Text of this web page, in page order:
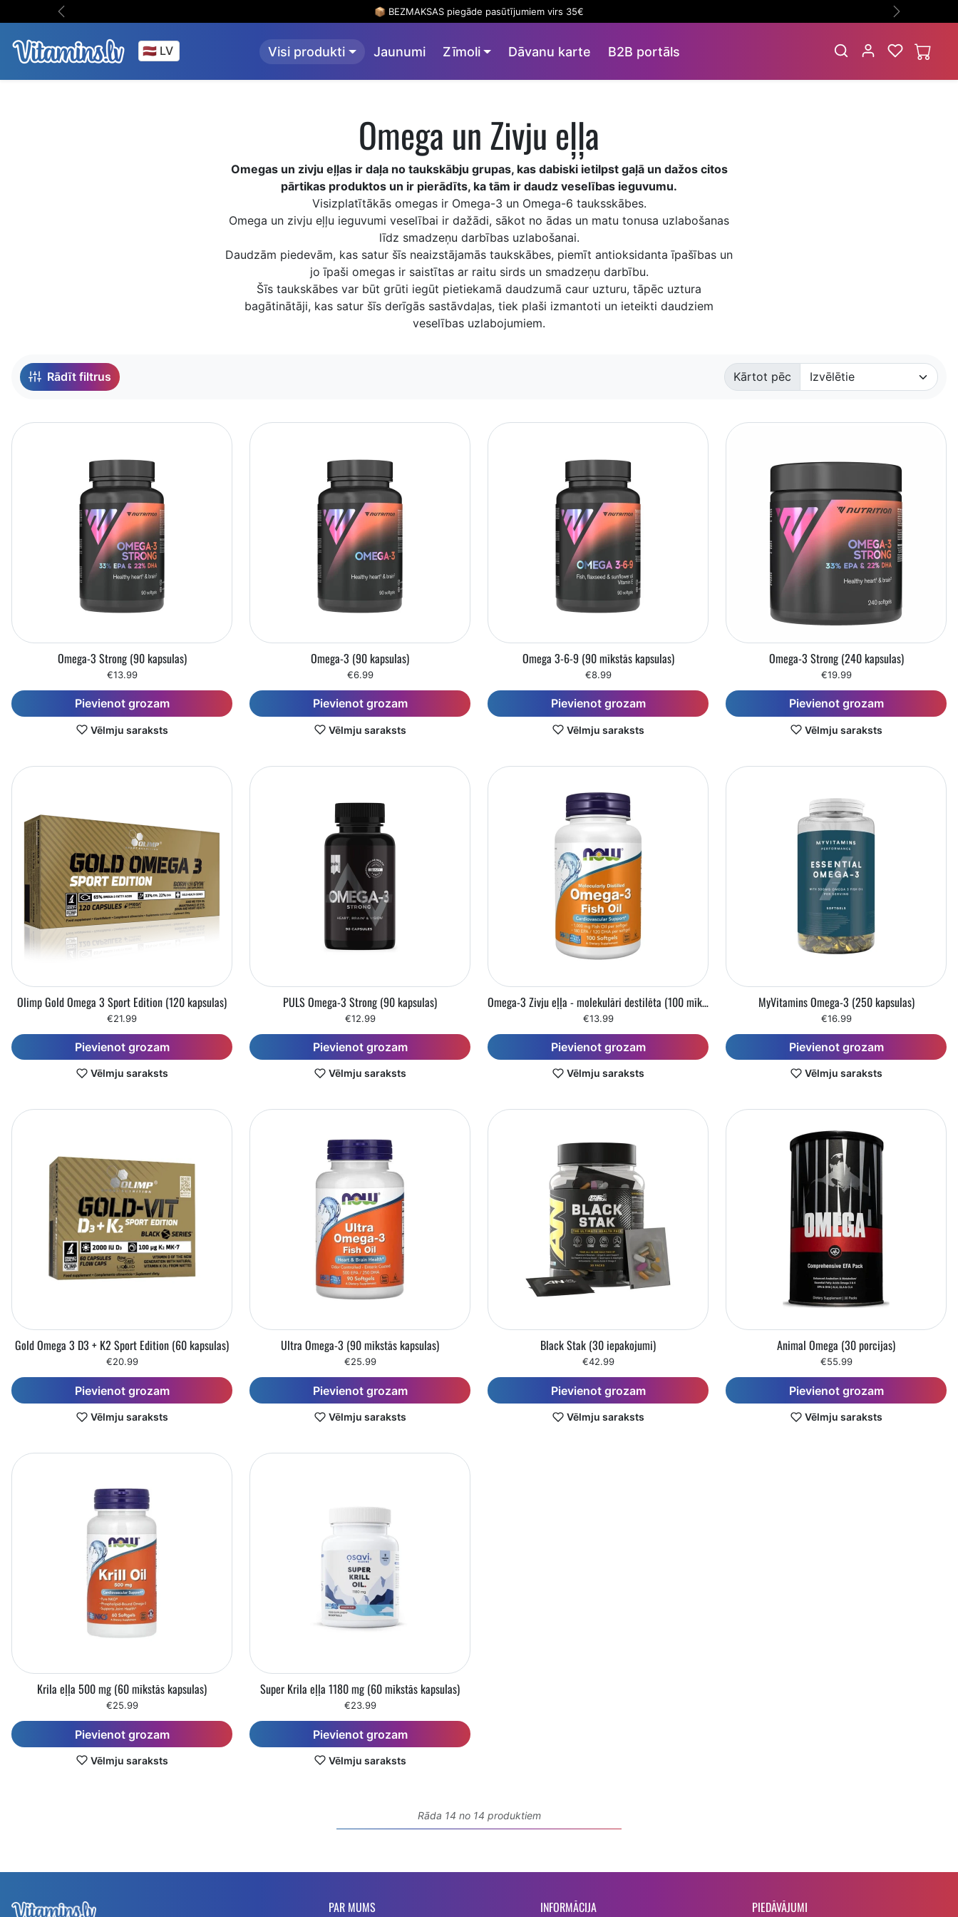
Iet uz saturu
virs 35€ 🔥AKCIJA ! PĒRC VAIRĀK UN IETAUPI VAIRĀK - Jo vairāk iegādājies, jo vairāk
Iepriekšējā Nākamā
Visi produkti Jaunumi Zīmoli Dāvanu karte B2B portāls
Omega un Zivju eļļa
Omegas un zivju eļļas ir daļa no taukskābju grupas, kas dabiski ietilpst gaļā un dažos citos
pārtikas produktos un ir pierādīts, ka tām ir daudz veselības ieguvumu.
Visizplatītākās omegas ir Omega-3 un Omega-6 tauksskābes.
Omega un zivju eļļu ieguvumi veselībai ir dažādi, sākot no ādas un matu tonusa uzlabošanas
līdz smadzeņu darbības uzlabošanai.
Daudzām piedevām, kas satur šīs neaizstājamās taukskābes, piemīt antioksidanta īpašības un
jo īpaši omegas ir saistītas ar raitu sirds un smadzeņu darbību.
Šīs taukskābes var būt grūti iegūt pietiekamā daudzumā caur uzturu, tāpēc uztura
bagātinātāji, kas satur šīs derīgās sastāvdaļas, tiek plaši izmantoti un ieteikti daudziem
veselības uzlabojumiem.
Rādīt filtrus Kārtot pēc
Sakārtots pēc:
Omega-3 Strong (90 kapsulas)
€13.99
Pievienot grozam
Vēlmju saraksts
Omega-3 (90 kapsulas)
€6.99
Pievienot grozam
Vēlmju saraksts
Omega 3-6-9 (90 mīkstās kapsulas)
€8.99
Pievienot grozam
Vēlmju saraksts
Omega-3 Strong (240 kapsulas)
€19.99
Pievienot grozam
Vēlmju saraksts
Olimp Gold Omega 3 Sport Edition (120 kapsulas)
€21.99
Pievienot grozam
Vēlmju saraksts
PULS Omega-3 Strong (90 kapsulas)
€12.99
Pievienot grozam
Vēlmju saraksts
Omega-3 Zivju eļļa - molekulāri destilēta (100 mīkstās kapsulas)
€13.99
Pievienot grozam
Vēlmju saraksts
MyVitamins Omega-3 (250 kapsulas)
€16.99
Pievienot grozam
Vēlmju saraksts
Gold Omega 3 D3 + K2 Sport Edition (60 kapsulas)
€20.99
Pievienot grozam
Vēlmju saraksts
Ultra Omega-3 (90 mīkstās kapsulas)
€25.99
Pievienot grozam
Vēlmju saraksts
Black Stak (30 iepakojumi)
€42.99
Pievienot grozam
Vēlmju saraksts
Animal Omega (30 porcijas)
€55.99
Pievienot grozam
Vēlmju saraksts
Krila eļļa 500 mg (60 mīkstās kapsulas)
€25.99
Pievienot grozam
Vēlmju saraksts
Super Krila eļļa 1180 mg (60 mīkstās kapsulas)
€23.99
Pievienot grozam
Vēlmju saraksts
Rāda 14 no 14 produktiem
PAR MUMS INFORMĀCIJA PIEDĀVĀJUMI